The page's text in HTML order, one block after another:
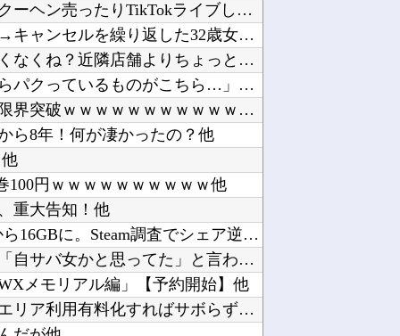
ジャンポケ斉藤の被害女性「バウムクーヘン売ったりTikTokライブしててムカついたから示談...
【衝撃】ジャンプストアで大量注文→キャンセルを繰り返した32歳女を逮捕 238アカウント、...
パチンコ屋の経営なんてそんな難しくなくね？近隣店舗よりちょっと多めに出しておけば勝手に客...
韓国人「現在、日本が密かに韓国からパクっているものがこちら…」→「これは言い訳できないｗｗ...
東京ヤクルトスワローズ月別勝率、限界突破ｗｗｗｗｗｗｗｗｗｗｗｗｗｗｗｗｗｗｗｗｗｗｗｗｗ...
ら8年！何が凄かったの？他
100円ｗｗｗｗｗｗｗｗｗｗ他
重大告知！他
ゲーミングPCの主流はVRAM 8GBから16GBに。Steam調査でシェア逆転他
悪口回避＆一人好きの私、同僚から「自サバ女かと思ってた」と言われモヤモヤ…「全然違った～」...
メモリアル編」【予約開始】他
【有能】政府「トラックはサービスエリア利用有料化すればサボらず走るし流問題解決じゃね？」他